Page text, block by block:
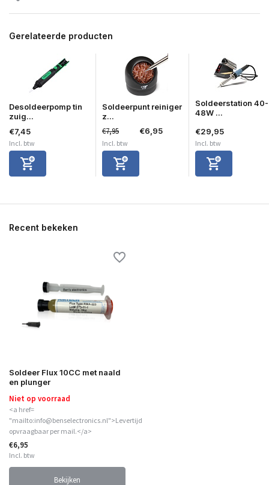
Gerelateerde producten
Desoldeerpomp tin
zuig...
€7,45
Incl. btw
Soldeerpunt reiniger
z...
€7,95 €6,95
Incl. btw
Soldeerstation 40-
48W ...
€29,95
Incl. btw
Recent bekeken
Soldeer Flux 10CC met naald
en plunger
Niet op voorraad
<a href=
"mailto:info@benselectronics.nl">Levertijd
opvraagbaar per mail.</a>
€6,95
Incl. btw
Bekijken